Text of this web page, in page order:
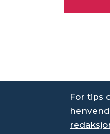
For tips